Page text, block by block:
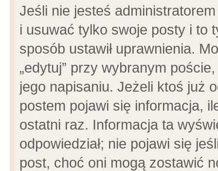
Jeśli nie jesteś
i usuwać tylko swoje posty i to
sposób ustawił uprawnienia.
„edytuj” przy wybranym
jego napisaniu. Jeżeli ktoś już
postem pojawi się informacja,
ostatni raz. Informacja ta
odpowiedział; nie pojawi się
post, choć oni mogą zostawić